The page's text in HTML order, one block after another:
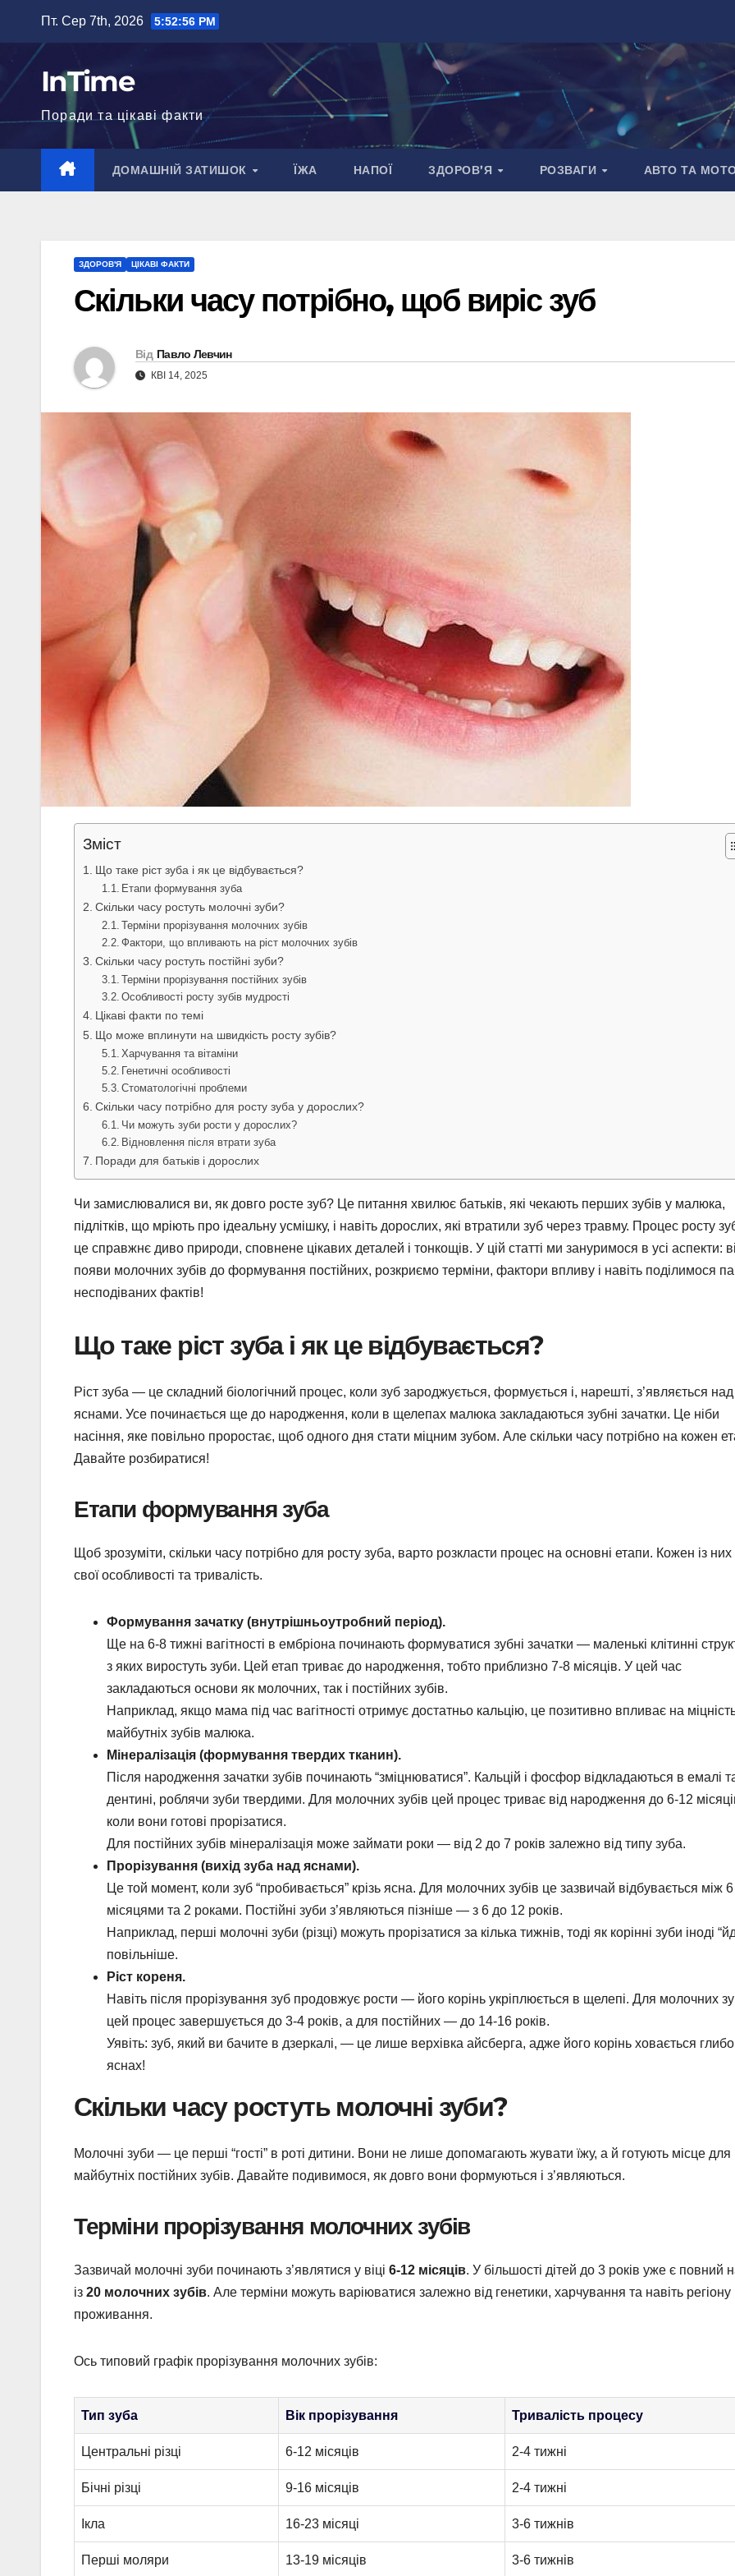
вмісту
Пт. Сер 7th, 2026 5:52:57 PM
InTime
Поради та цікаві факти
ДОМАШНІЙ ЗАТИШОК ЇЖА НАПОЇ ЗДОРОВ’Я РОЗВАГИ АВТО ТА
ЗДОРОВ'Я ЦІКАВІ ФАКТИ
Скільки часу потрібно, щоб виріс зуб
Від Павло Левчин
КВІ 14, 2025
Зміст
Що таке ріст зуба і як це відбувається?
Етапи формування зуба
Скільки часу ростуть молочні зуби?
Терміни прорізування молочних зубів
Фактори, що впливають на ріст молочних зубів
Скільки часу ростуть постійні зуби?
Терміни прорізування постійних зубів
Особливості росту зубів мудрості
Цікаві факти по темі
Що може вплинути на швидкість росту зубів?
Харчування та вітаміни
Генетичні особливості
Стоматологічні проблеми
Скільки часу потрібно для росту зуба у дорослих?
Чи можуть зуби рости у дорослих?
Відновлення після втрати зуба
Поради для батьків і дорослих
Чи замислювалися ви, як довго росте зуб? Це питання хвилює батьків, які чекають перших зубів у малюка,
підлітків, що мріють про ідеальну усмішку, і навіть дорослих, які втратили зуб через травму. Процес росту
це справжнє диво природи, сповнене цікавих деталей і тонкощів. У цій статті ми зануримося в усі аспекти:
появи молочних зубів до формування постійних, розкриємо терміни, фактори впливу і навіть поділимося
несподіваних фактів!
Що таке ріст зуба і як це відбувається?
Ріст зуба — це складний біологічний процес, коли зуб зароджується, формується і, нарешті, з’являється над
яснами. Усе починається ще до народження, коли в щелепах малюка закладаються зубні зачатки. Це ніби
насіння, яке повільно проростає, щоб одного дня стати міцним зубом. Але скільки часу потрібно на кожен
Давайте розбиратися!
Етапи формування зуба
Щоб зрозуміти, скільки часу потрібно для росту зуба, варто розкласти процес на основні етапи. Кожен із
свої особливості та тривалість.
Формування зачатку (внутрішньоутробний період).
Ще на 6-8 тижні вагітності в ембріона починають формуватися зубні зачатки — маленькі клітинні
з яких виростуть зуби. Цей етап триває до народження, тобто приблизно 7-8 місяців. У цей час
закладаються основи як молочних, так і постійних зубів.
Наприклад, якщо мама під час вагітності отримує достатньо кальцію, це позитивно впливає на
майбутніх зубів малюка.
Мінералізація (формування твердих тканин).
Після народження зачатки зубів починають “зміцнюватися”. Кальцій і фосфор відкладаються в емалі
дентині, роблячи зуби твердими. Для молочних зубів цей процес триває від народження до 6-12
коли вони готові прорізатися.
Для постійних зубів мінералізація може займати роки — від 2 до 7 років залежно від типу зуба.
Прорізування (вихід зуба над яснами).
Це той момент, коли зуб “пробивається” крізь ясна. Для молочних зубів це зазвичай відбувається між 6
місяцями та 2 роками. Постійні зуби з’являються пізніше — з 6 до 12 років.
Наприклад, перші молочні зуби (різці) можуть прорізатися за кілька тижнів, тоді як корінні зуби іноді
повільніше.
Ріст кореня.
Навіть після прорізування зуб продовжує рости — його корінь укріплюється в щелепі. Для молочних
цей процес завершується до 3-4 років, а для постійних — до 14-16 років.
Уявіть: зуб, який ви бачите в дзеркалі, — це лише верхівка айсберга, адже його корінь ховається
яснах!
Скільки часу ростуть молочні зуби?
Молочні зуби — це перші “гості” в роті дитини. Вони не лише допомагають жувати їжу, а й готують місце для
майбутніх постійних зубів. Давайте подивимося, як довго вони формуються і з’являються.
Терміни прорізування молочних зубів
Зазвичай молочні зуби починають з’являтися у віці 6-12 місяців. У більшості дітей до 3 років уже є повний
із 20 молочних зубів. Але терміни можуть варіюватися залежно від генетики, харчування та навіть регіону
проживання.
Ось типовий графік прорізування молочних зубів:
Тип зуба Вік прорізування Тривалість процесу
Центральні різці 6-12 місяців 2-4 тижні
Бічні різці 9-16 місяців 2-4 тижні
Ікла 16-23 місяці 3-6 тижнів
Перші моляри 13-19 місяців 3-6 тижнів